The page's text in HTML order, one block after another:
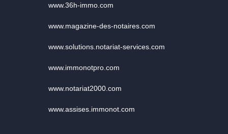
www.36h-immo.com
www.magazine-des-notaires.com
www.solutions.notariat-services.com
www.immonotpro.com
www.notariat2000.com
www.assises.immonot.com